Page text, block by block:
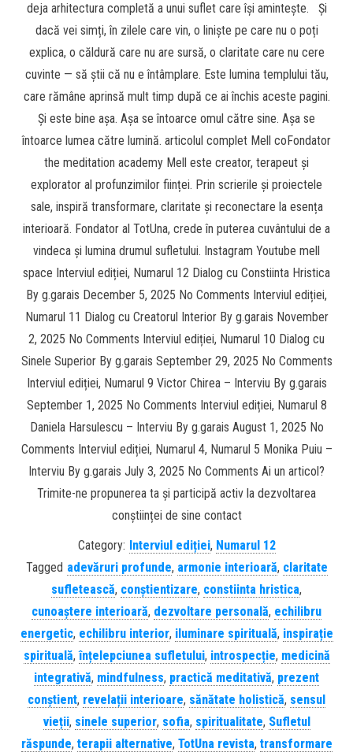
deja arhitectura completă a unui suflet care își amintește. Și
dacă vei simți, în zilele care vin, o liniște pe care nu o poți
explica, o căldură care nu are sursă, o claritate care nu cere
cuvinte — să știi că nu e întâmplare. Este lumina templului tău,
care rămâne aprinsă mult timp după ce ai închis aceste pagini.
Și este bine așa. Așa se întoarce omul către sine. Așa se
întoarce lumea către lumină. articolul complet Mell coFondator
the meditation academy Mell este creator, terapeut și
explorator al profunzimilor ființei. Prin scrierile și proiectele
sale, inspiră transformare, claritate și reconectare la esența
interioară. Fondator al TotUna, crede în puterea cuvântului de a
vindeca și lumina drumul sufletului. Instagram Youtube mell
space Interviul ediției, Numarul 12 Dialog cu Constiinta Hristica
By g.garais December 5, 2025 No Comments Interviul ediției,
Numarul 11 Dialog cu Creatorul Interior By g.garais November
2, 2025 No Comments Interviul ediției, Numarul 10 Dialog cu
Sinele Superior By g.garais September 29, 2025 No Comments
Interviul ediției, Numarul 9 Victor Chirea – Interviu By g.garais
September 1, 2025 No Comments Interviul ediției, Numarul 8
Daniela Harsulescu – Interviu By g.garais August 1, 2025 No
Comments Interviul ediției, Numarul 4, Numarul 5 Monika Puiu –
Interviu By g.garais July 3, 2025 No Comments Ai un articol?
Trimite-ne propunerea ta și participă activ la dezvoltarea
conștiinței de sine contact
Category: Interviul ediției, Numarul 12
Tagged adevăruri profunde, armonie interioară, claritate
sufletească, conștientizare, constiinta hristica,
cunoaștere interioară, dezvoltare personală, echilibru
energetic, echilibru interior, iluminare spirituală, inspirație
spirituală,înțelepciunea sufletului, introspecție, medicină
integrativă, mindfulness, practică meditativă, prezent
conștient, revelații interioare, sănătate holistică, sensul
vieții, sinele superior, sofia, spiritualitate, Sufletul
răspunde, terapii alternative, TotUna revista, transformare